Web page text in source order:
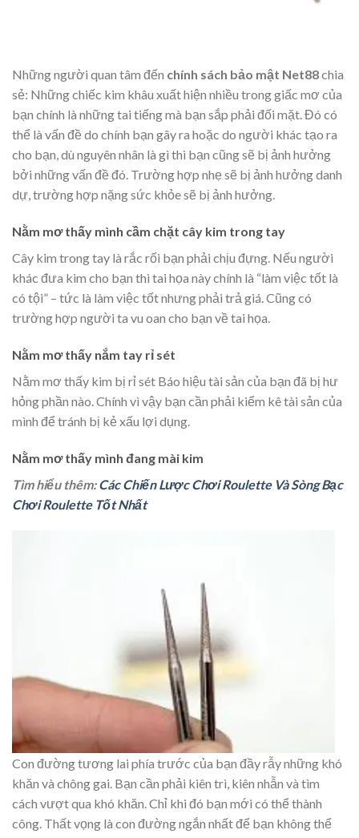
Những người quan tâm đến chính sách bảo mật Net88chia
sẻ: Những chiếc kim khâu xuất hiện nhiều trong giấc mơ của
bạn chính là những tai tiếng mà bạn sắp phải đối mặt. Đó có
thể là vấn đề do chính bạn gây ra hoặc do người khác tạo ra
cho bạn, dù nguyên nhân là gì thì bạn cũng sẽ bị ảnh hưởng
bởi những vấn đề đó. Trường hợp nhẹ sẽ bị ảnh hưởng danh
dự, trường hợp nặng sức khỏe sẽ bị ảnh hưởng.
Nằm mơ thấy mình cầm chặt cây kim trong tay
Cây kim trong tay là rắc rối bạn phải chịu đựng. Nếu người
khác đưa kim cho bạn thì tai họa này chính là “làm việc tốt là
có tội” – tức là làm việc tốt nhưng phải trả giá. Cũng có
trường hợp người ta vu oan cho bạn về tai họa.
Nằm mơ thấy nắm tay rỉ sét
Nằm mơ thấy kim bị rỉ sét Báo hiệu tài sản của bạn đã bị hư
hỏng phần nào. Chính vì vậy bạn cần phải kiểm kê tài sản của
mình để tránh bị kẻ xấu lợi dụng.
Nằm mơ thấy mình đang mài kim
Tìm hiểu thêm:Các Chiến Lược Chơi Roulette Và Sòng Bạc
Chơi Roulette Tốt Nhất
Con đường tương lai phía trước của bạn đầy rẫy những khó
khăn và chông gai. Bạn cần phải kiên trì, kiên nhẫn và tìm
cách vượt qua khó khăn. Chỉ khi đó bạn mới có thể thành
công. Thất vọng là con đường ngắn nhất để bạn không thể